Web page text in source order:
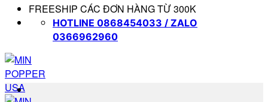
FREESHIP CÁC ĐƠN HÀNG TỪ 300K
HOTLINE 0868454033 / ZALO
0366962960